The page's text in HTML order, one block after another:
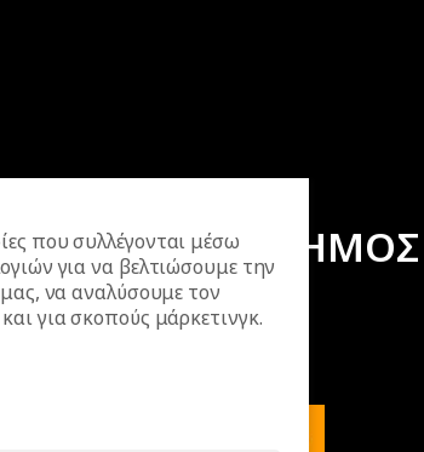
ΕΠΙΣΗΜΟΣ
που συλλέγονται μέσω
για να βελτιώσουμε την
να αναλύσουμε τον
για σκοπούς μάρκετινγκ.